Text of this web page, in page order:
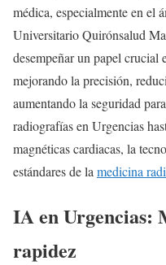
médica, especialmente en el
Universitario Quirónsalud
desempeñar un papel crucial
mejorando la precisión,
aumentando la seguridad
radiografías en Urgencias
magnéticas cardiacas, la
estándares de la medicina
IA en Urgencias:
rapidez